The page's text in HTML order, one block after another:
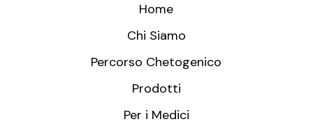
Home
Chi Siamo
Percorso Chetogenico
Prodotti
Per i Medici